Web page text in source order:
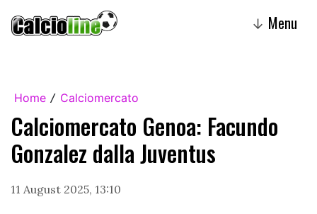
↓ Menu
Home / Calciomercato
Calciomercato Genoa: Facundo
Gonzalez dalla Juventus
11 August 2025, 13:10